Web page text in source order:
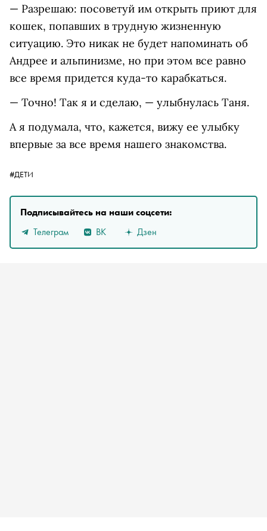
— Разрешаю: посоветуй им открыть приют для
кошек, попавших в трудную жизненную
ситуацию. Это никак не будет напоминать об
Андрее и альпинизме, но при этом все равно
все время придется куда-то карабкаться.
— Точно! Так я и сделаю, — улыбнулась Таня.
А я подумала, что, кажется, вижу ее улыбку
впервые за все время нашего знакомства.
#ДЕТИ
Подписывайтесь на наши соцсети:
Телеграм
ВК Дзен